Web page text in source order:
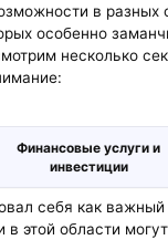
в разных
особенно
несколько
Финансовые услуги и
инвестиции
себя как
в этой области